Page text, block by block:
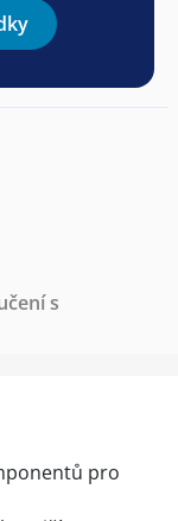
s
pro